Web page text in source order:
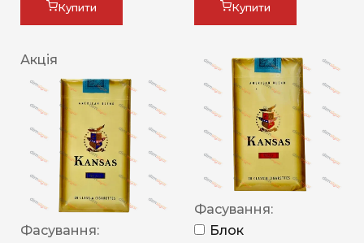
Купити Купити
Акція
Фасування:
Фасування:
Блок